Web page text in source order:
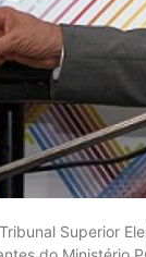
Superior